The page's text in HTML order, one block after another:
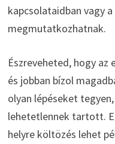
kapcsolataidban vagy
megmutatkozhatnak.
Észreveheted, hogy az
és jobban bízol
olyan lépéseket
lehetetlennek tartott.
helyre költözés lehet